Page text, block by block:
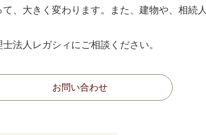
、大きく変わります。また、建物や、相続人
法人レガシィにご相談ください。
お問い合わせ